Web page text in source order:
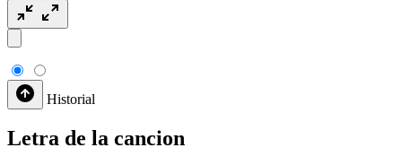
Historial
Letra de la cancion